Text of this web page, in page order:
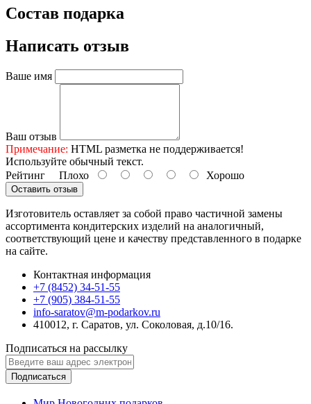
Состав подарка
Написать отзыв
Ваше имя
Ваш отзыв
Примечание: HTML разметка не поддерживается!
Используйте обычный текст.
Рейтинг Плохо Хорошо
Оставить отзыв
Изготовитель оставляет за собой право частичной замены
ассортимента кондитерских изделий на аналогичный,
соответствующий цене и качеству представленного в подарке
на сайте.
Контактная информация
+7 (8452) 34-51-55
+7 (905) 384-51-55
info-saratov@m-podarkov.ru
410012, г. Саратов, ул. Соколовая, д.10/16.
Подписаться на рассылку
Подписаться